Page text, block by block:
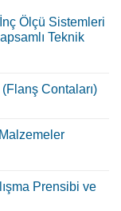
Ölçü Sistemleri
Teknik
Contaları)
Prensibi ve